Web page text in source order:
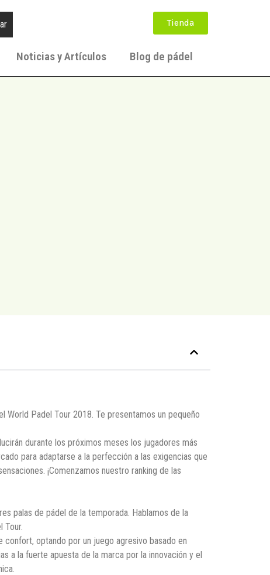
Tienda
Noticias y Artículos Blog de pádel
World Padel Tour 2018. Te presentamos un pequeño
durante los próximos meses los jugadores más
para adaptarse a la perfección a las exigencias que
¡Comenzamos nuestro ranking de las
palas de pádel de la temporada. Hablamos de la
Tour.
confort, optando por un juego agresivo basado en
a la fuerte apuesta de la marca por la innovación y el